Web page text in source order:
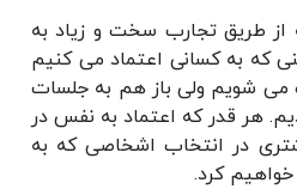
طریق تجارب سخت و زیاد به
که به کسانی اعتماد می کنیم
می شویم ولی باز هم به جلسات
هر قدر که اعتماد به نفس در
در انتخاب اشخاصی که به
کرد.